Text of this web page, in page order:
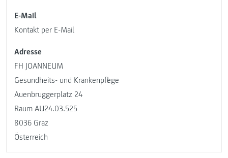
E-Mail
Kontakt per E-Mail
Adresse
FH JOANNEUM
Gesundheits- und Krankenpflege
Auenbruggerplatz 24
Raum AU24.03.525
8036 Graz
Österreich